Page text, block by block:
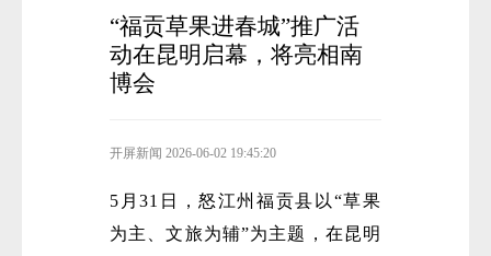
“福贡草果进春城”推广活
动在昆明启幕，将亮相南
博会
开屏新闻 2026-06-02 19:45:20
5月31日，怒江州福贡县以“草果
为主、文旅为辅”为主题，在昆明